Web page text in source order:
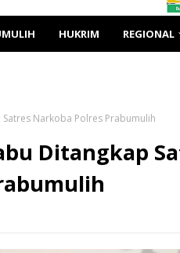
HUKRIM REGIONAL
Narkoba Polres Prabumulih
Ditangkap